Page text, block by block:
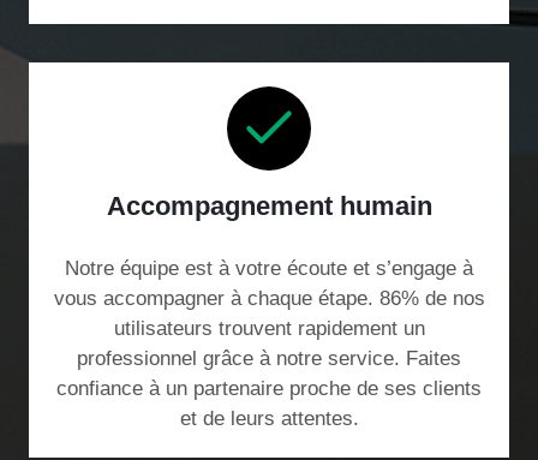
Accompagnement humain
Notre équipe est à votre écoute et s’engage à
vous accompagner à chaque étape. 86% de nos
utilisateurs trouvent rapidement un
professionnel grâce à notre service. Faites
confiance à un partenaire proche de ses clients
et de leurs attentes.